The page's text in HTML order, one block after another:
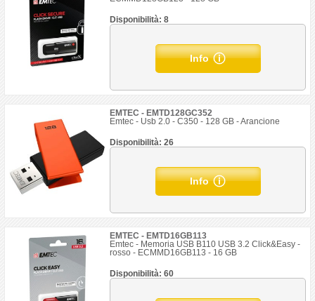
Disponibilità: 8
Info
EMTEC - EMTD128GC352
Emtec - Usb 2.0 - C350 - 128 GB - Arancione
Disponibilità: 26
Info
EMTEC - EMTD16GB113
Emtec - Memoria USB B110 USB 3.2 Click&Easy -
rosso - ECMMD16GB113 - 16 GB
Disponibilità: 60